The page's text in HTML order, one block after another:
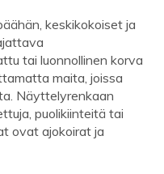
keskikokoiset ja
tai luonnollinen korva
maita, joissa
Näyttelyrenkaan
puolikiinteitä tai
ovat ajokoirat ja